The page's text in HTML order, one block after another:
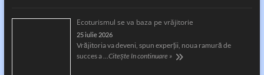
Ecoturismul se va baza pe vrăjitorie
25 iulie 2026
Vrăjitoria va deveni, spun experții, noua ramură de
succes a …Citește în continuare »